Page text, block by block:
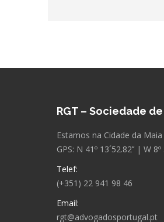
RGT – Sociedade
Estamos na Cidade da
GPS: N 41º 13´52.82’’ | W 8º
Telef:
(+351) 22 941 98 46
Email:
rgt@advogadosportugal.pt